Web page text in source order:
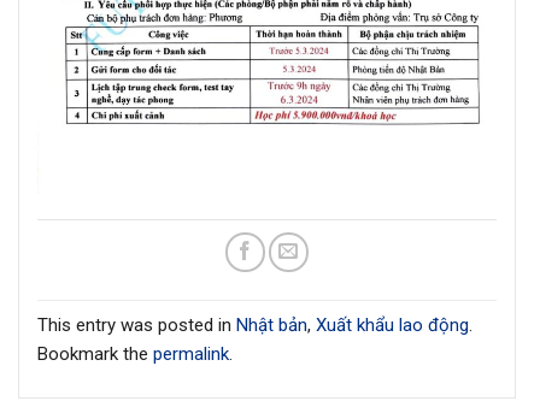
This entry was posted in Nhật bản, Xuất khẩu lao động.
Bookmark the permalink.